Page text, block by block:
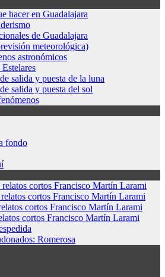
hacer en Guadalajara
de Guadalajara
meteorológica)
astronómicos
salida y puesta de la luna
salida y puesta del sol
fondo
cortos Francisco Martín Larami
cortos Francisco Martín Larami
cortos Francisco Martín Larami
cortos Francisco Martín Larami
Romerosa